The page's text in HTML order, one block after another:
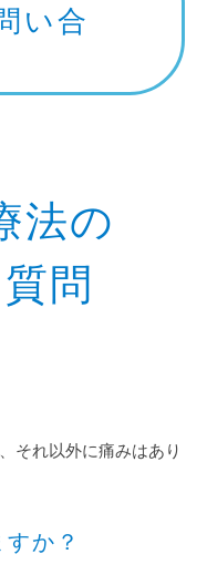
い合
法の
問
それ以外に痛みはあり
か？